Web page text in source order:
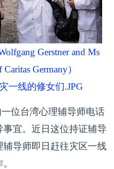
Gerstner and Ms
Germany）
一线的修女们.JPG
位台湾心理辅导师电话
宜。近日这位持证辅导
导师即日赶往灾区一线